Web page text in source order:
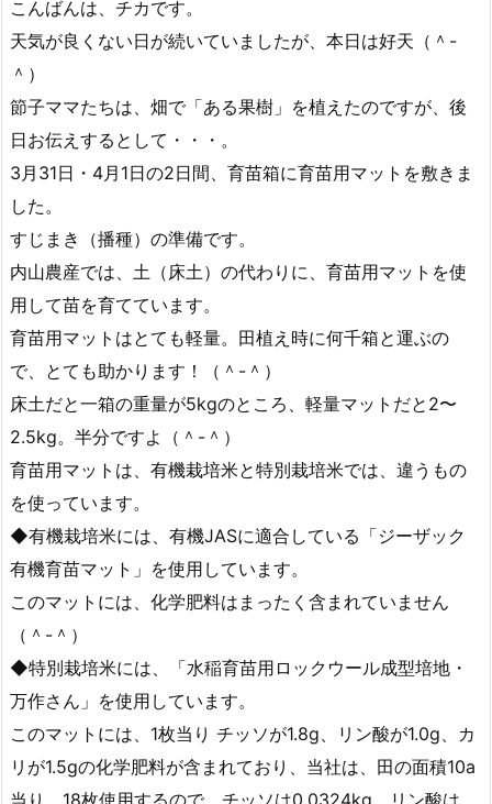
こんばんは、チカです。
天気が良くない日が続いていましたが、本日は好天（＾-
＾）
節子ママたちは、畑で「ある果樹」を植えたのですが、後
日お伝えするとして・・・。
3月31日・4月1日の2日間、育苗箱に育苗用マットを敷きま
した。
すじまき（播種）の準備です。
内山農産では、土（床土）の代わりに、育苗用マットを使
用して苗を育てています。
育苗用マットはとても軽量。田植え時に何千箱と運ぶの
で、とても助かります！（＾-＾）
床土だと一箱の重量が5kgのところ、軽量マットだと2〜
2.5kg。半分ですよ（＾-＾）
育苗用マットは、有機栽培米と特別栽培米では、違うもの
を使っています。
◆有機栽培米には、有機JASに適合している「ジーザック
有機育苗マット」を使用しています。
このマットには、化学肥料はまったく含まれていません
（＾-＾）
◆特別栽培米には、「水稲育苗用ロックウール成型培地・
万作さん」を使用しています。
このマットには、1枚当り チッソが1.8g、リン酸が1.0g、カ
リが1.5gの化学肥料が含まれており、当社は、田の面積10a
当り 18枚使用するので、チッソは0.0324kg、リン酸は